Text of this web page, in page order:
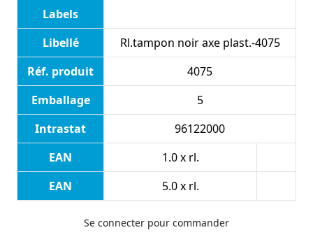
Labels
Libellé
Rl.tampon noir axe plast.-4075
Réf. produit
4075
Emballage
5
Intrastat
96122000
EAN
1.0 x rl.
EAN
5.0 x rl.
Se connecter pour commander